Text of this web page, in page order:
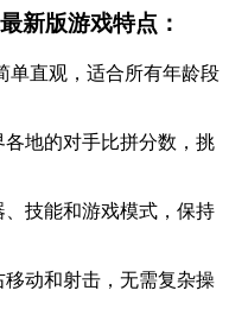
新版游戏特点：
单直观，适合所有年龄段
地的对手比拼分数，挑
技能和游戏模式，保持
动和射击，无需复杂操